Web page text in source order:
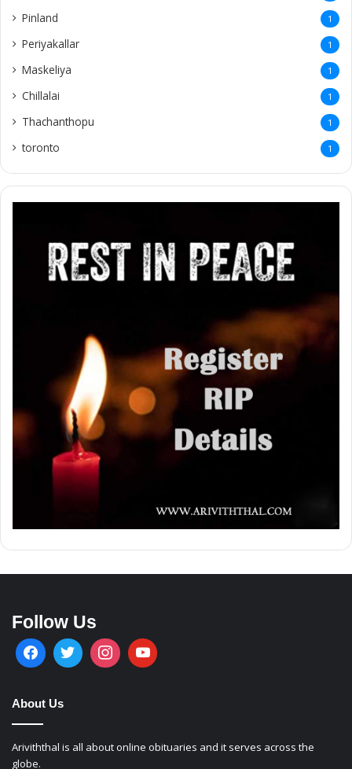
Pinland 1
Periyakallar 1
Maskeliya 1
Chillalai 1
Thachanthopu 1
toronto 1
Follow Us
About Us
Ariviththal is all about online obituaries and it serves across the
globe.